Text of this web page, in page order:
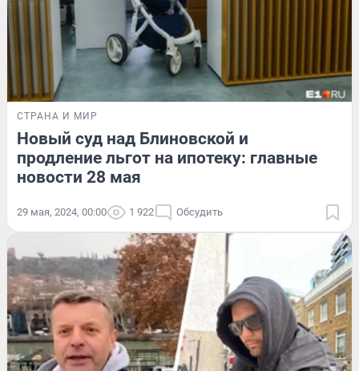
СТРАНА И МИР
Новый суд над Блиновской и
продление льгот на ипотеку: главные
новости 28 мая
29 мая, 2024, 00:00 1 922 Обсудить